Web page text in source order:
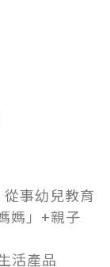
事幼兒教育
媽」+親子
活產品